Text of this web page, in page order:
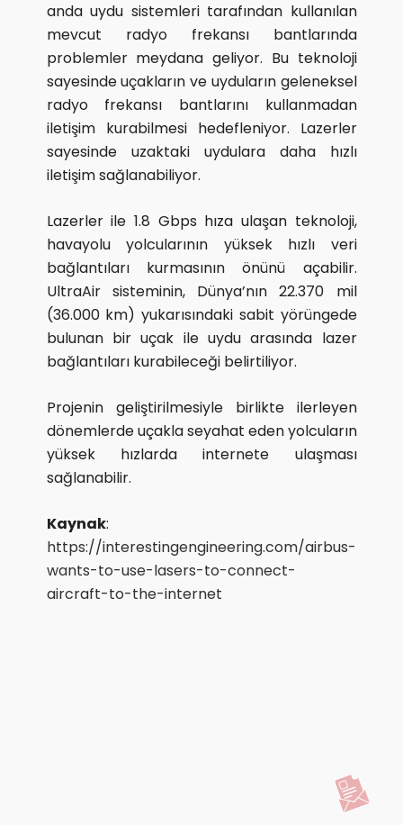
anda uydu sistemleri tarafından kullanılan
mevcut radyo frekansı bantlarında
problemler meydana geliyor. Bu teknoloji
sayesinde uçakların ve uyduların geleneksel
radyo frekansı bantlarını kullanmadan
iletişim kurabilmesi hedefleniyor. Lazerler
sayesinde uzaktaki uydulara daha hızlı
iletişim sağlanabiliyor.
Lazerler ile 1.8 Gbps hıza ulaşan teknoloji,
havayolu yolcularının yüksek hızlı veri
bağlantıları kurmasının önünü açabilir.
UltraAir sisteminin, Dünya’nın 22.370 mil
(36.000 km) yukarısındaki sabit yörüngede
bulunan bir uçak ile uydu arasında lazer
bağlantıları kurabileceği belirtiliyor.
Projenin geliştirilmesiyle birlikte ilerleyen
dönemlerde uçakla seyahat eden yolcuların
yüksek hızlarda internete ulaşması
sağlanabilir.
Kaynak:
https://interestingengineering.com/airbus-
wants-to-use-lasers-to-connect-
aircraft-to-the-internet